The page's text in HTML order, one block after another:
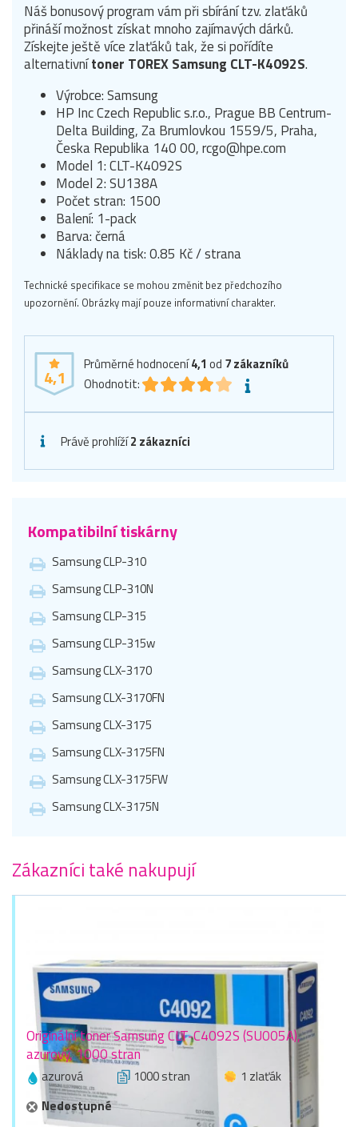
Náš bonusový program vám při sbírání tzv. zlaťáků
přináší možnost získat mnoho zajímavých dárků.
Získejte ještě více zlaťáků tak, že si pořídíte
alternativnítoner TOREX Samsung CLT-K4092S.
Výrobce: Samsung
HP Inc Czech Republic s.r.o., Prague BB Centrum-
Delta Building, Za Brumlovkou 1559/5, Praha,
Česka Republika 140 00, rcgo@hpe.com
Model 1: CLT-K4092S
Model 2: SU138A
Počet stran: 1500
Balení: 1-pack
Barva: černá
Náklady na tisk: 0.85 Kč / strana
Technické specifikace se mohou změnit bez předchozího
upozornění. Obrázky mají pouze informativní charakter.
4,1
Průměrné hodnocení4,1 od 7zákazníků
Ohodnotit:
Právě prohlíží2 zákazníci
Kompatibilní tiskárny
Samsung CLP-310
Samsung CLP-310N
Samsung CLP-315
Samsung CLP-315w
Samsung CLX-3170
Samsung CLX-3170FN
Samsung CLX-3175
Samsung CLX-3175FN
Samsung CLX-3175FW
Samsung CLX-3175N
Zákazníci také nakupují
Originální toner Samsung CLT-C4092S (SU005A),
azurový, 1000 stran
azurová 1000 stran
1 zlaťák
Nedostupné